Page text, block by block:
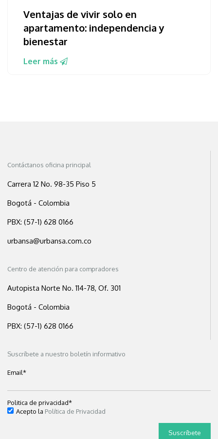
Ventajas de vivir solo en
apartamento: independencia y
bienestar
Leer más
Contáctanos oficina principal
Carrera 12 No. 98-35 Piso 5
Bogotá - Colombia
PBX: (57-1) 628 0166
urbansa@urbansa.com.co
Centro de atención para compradores
Autopista Norte No. 114-78, Of. 301
Bogotá - Colombia
PBX: (57-1) 628 0166
Suscríbete a nuestro boletín informativo
Email*
Politica de privacidad*
Acepto la Política de Privacidad